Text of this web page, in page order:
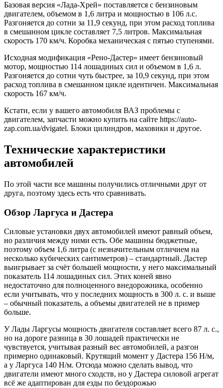
Базовая версия «Лада-Хрей» поставляется с бензиновым
двигателем, объемом в 1,6 литра и мощностью в 106 л.с.
Разгоняется до сотни за 11,9 секунд, при этом расход топлива
в смешанном цикле составляет 7,5 литров. Максимальная
скорость 170 км/ч. Коробка механическая с пятью ступенями.
Исходная модификация «Рено-Дастер» имеет бензиновый
мотор, мощностью 114 лошадиных сил и объемом в 1,6 л.
Разгоняется до сотни чуть быстрее, за 10,9 секунд, при этом
расход топлива в смешанном цикле идентичен. Максимальная
скорость 167 км/ч.
Кстати, если у вашего автомобиля ВАЗ проблемы с
двигателем, запчасти можно купить на сайте https://auto-
zap.com.ua/dvigatel. Блоки цилиндров, маховики и другое.
Технические характеристики
автомобилей
По этой части все машины получились отличными друг от
друга, поэтому здесь есть что сравнивать.
Обзор Ларгуса и Дастера
Силовые установки двух автомобилей имеют равный объем,
но различия между ними есть. Обе машины бюджетные,
поэтому объем 1,6 литра (с незначительным отличием на
несколько кубических сантиметров) – стандартный. Дастер
выигрывает за счёт большей мощности, у него максимальный
показатель 114 лошадиных сил. Этих коней явно
недостаточно для полноценного внедорожника, особенно
если учитывать, что у последних мощность в 300 л. с. и выше
– обычный показатель, а объемы двигателей не в пример
больше.
У Лады Ларгусы мощность двигателя составляет всего 87 л. с.,
но на дороге разница в 30 лошадей практически не
чувствуется, учитывая разный вес автомобилей, а разгон
примерно одинаковый. Крутящий момент у Дастера 156 Н/м,
а у Ларгуса 140 Н/м. Отсюда можно сделать вывод, что
двигатели имеют много сходств, но у Дастера силовой агрегат
всё же адаптирован для езды по бездорожью